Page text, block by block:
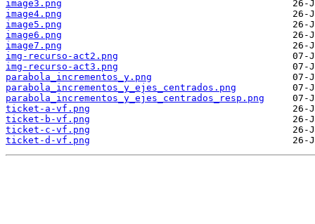
image3.png
image4.png
image5.png
image6.png
image7.png
img-recurso-act2.png
img-recurso-act3.png
parabola_incrementos_y.png
parabola_incrementos_y_ejes_centrados.png
parabola_incrementos_y_ejes_centrados_resp.png
ticket-a-vf.png
ticket-b-vf.png
ticket-c-vf.png
ticket-d-vf.png